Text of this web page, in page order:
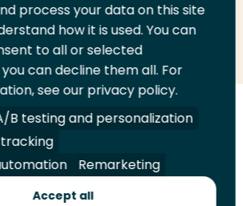
Email
deze
pagina
Print
deze
pagina
Volg
ons
op
Instagram
A-Z Index
Contact
process your data on this site
how it is used. You can
to all or selected
can decline them all. For
see our privacy policy.
B testing and personalization
Remarketing
Accept all